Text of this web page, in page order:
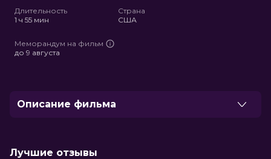
Длительность
1 ч 55 мин
Страна
США
Меморандум на фильм
до 9 августа
Описание фильма
не просто мастер шпионажа: она бомбически
Лучшие отзывы